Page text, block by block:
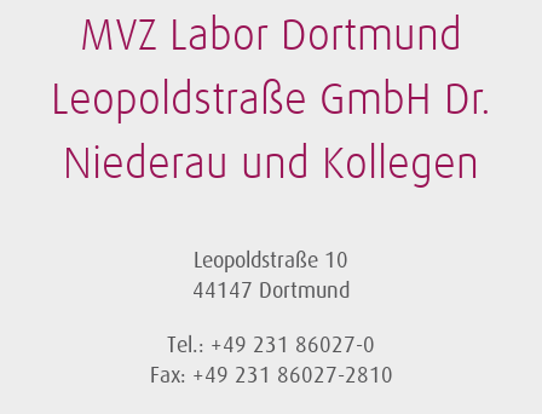
MVZ Labor Dortmund
Leopoldstraße GmbH Dr.
Niederau und Kollegen
Leopoldstraße 10
44147 Dortmund
Tel.: +49 231 86027-0
Fax: +49 231 86027-2810